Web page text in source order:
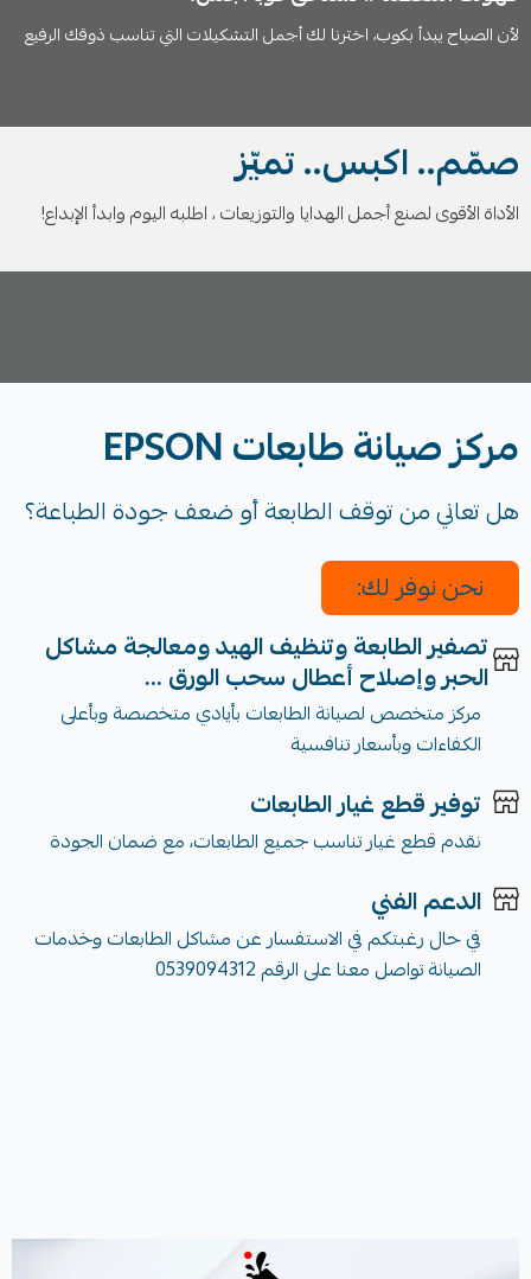
لأن الصباح يبدأ بكوب، اخترنا لك أجمل التشكيلات التي تناسب ذوقك الرفيع
صمّم.. اكبس.. تميّز
الأداة الأقوى لصنع أجمل الهدايا والتوزيعات ، اطلبه اليوم وابدأ الإبداع!
مركز صيانة طابعات EPSON
هل تعاني من توقف الطابعة أو ضعف جودة الطباعة؟
تصفير الطابعة وتنظيف الهيد ومعالجة مشاكل
الحبر وإصلاح أعطال سحب الورق ...
مركز متخصص لصيانة الطابعات بأيادي متخصصة وبأعلى
الكفاءات وبأسعار تنافسية
توفير قطع غيار الطابعات
نقدم قطع غيار تناسب جميع الطابعات، مع ضمان الجودة
الدعم الفني
في حال رغبتكم في الاستفسار عن مشاكل الطابعات وخدمات
الصيانة تواصل معنا على الرقم 0539094312
نحن نوفر لك: